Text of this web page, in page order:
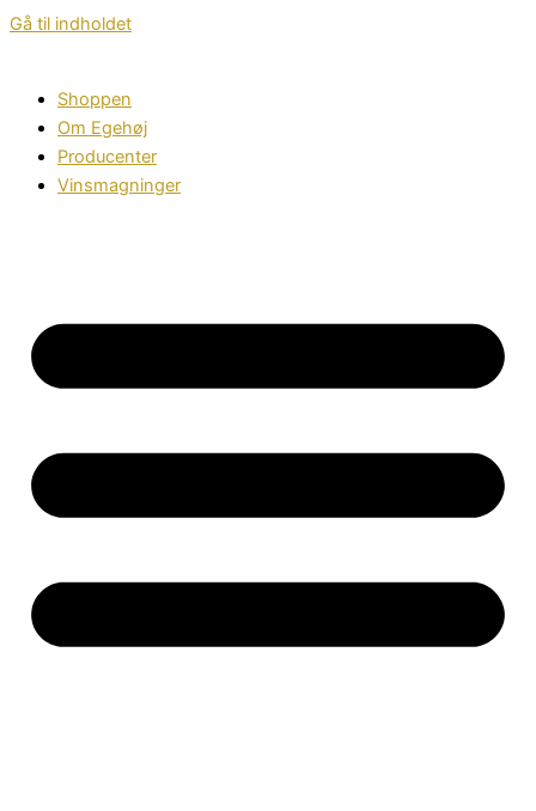
Gå til indholdet
Shoppen
Om Egehøj
Producenter
Vinsmagninger